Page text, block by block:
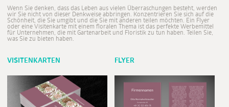
Wenn Sie denken, dass das Leben aus vielen Überraschungen besteht, werden
wir Sie nicht von dieser Denkweise abbringen. Konzentrieren Sie sich auf die
Schönheit, die Sie umgibt und die Sie mit anderen teilen möchten. Ein Flyer
oder eine Visitenkarte mit einem floralen Thema ist das perfekte Werbemittel
für Unternehmen, die mit Gartenarbeit und Floristik zu tun haben. Teilen Sie,
was Sie zu bieten haben.
VISITENKARTEN FLYER